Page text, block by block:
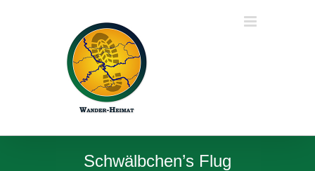
Schwälbchen’s Flug